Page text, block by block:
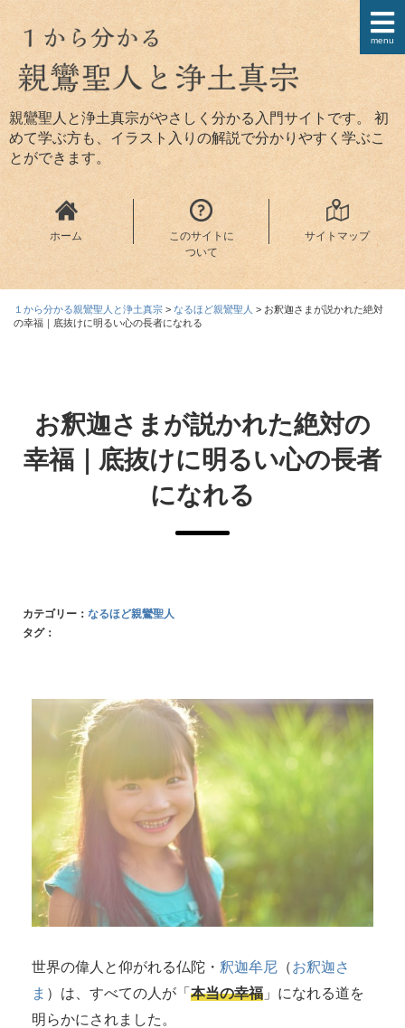
menu
ホーム
このサイトに
ついて
サイトマップ
親鸞聖人と浄土真宗がやさしく分かる入門サイトです。 初
めて学ぶ方も、イラスト入りの解説で分かりやすく学ぶこ
とができます。
１から分かる親鸞聖人と浄土真宗 > なるほど親鸞聖人 > お釈迦さまが説かれた絶対
の幸福｜底抜けに明るい心の長者になれる
お釈迦さまが説かれた絶対の
幸福｜底抜けに明るい心の長者
になれる
カテゴリー： なるほど親鸞聖人
タグ：
世界の偉人と仰がれる仏陀・ 釈迦牟尼 （お釈迦さ
ま ）は、すべての人が「 本当の幸福 」になれる道を
明らかにされました。